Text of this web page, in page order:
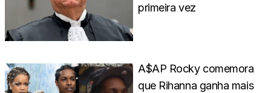
primeira vez
A$AP Rocky comemora
que Rihanna ganha mais